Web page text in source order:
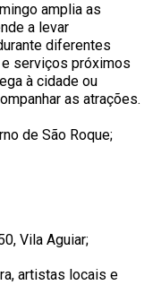
amplia as
a levar
diferentes
serviços próximos
à cidade ou
as atrações.
de São Roque;
Vila Aguiar;
artistas locais e